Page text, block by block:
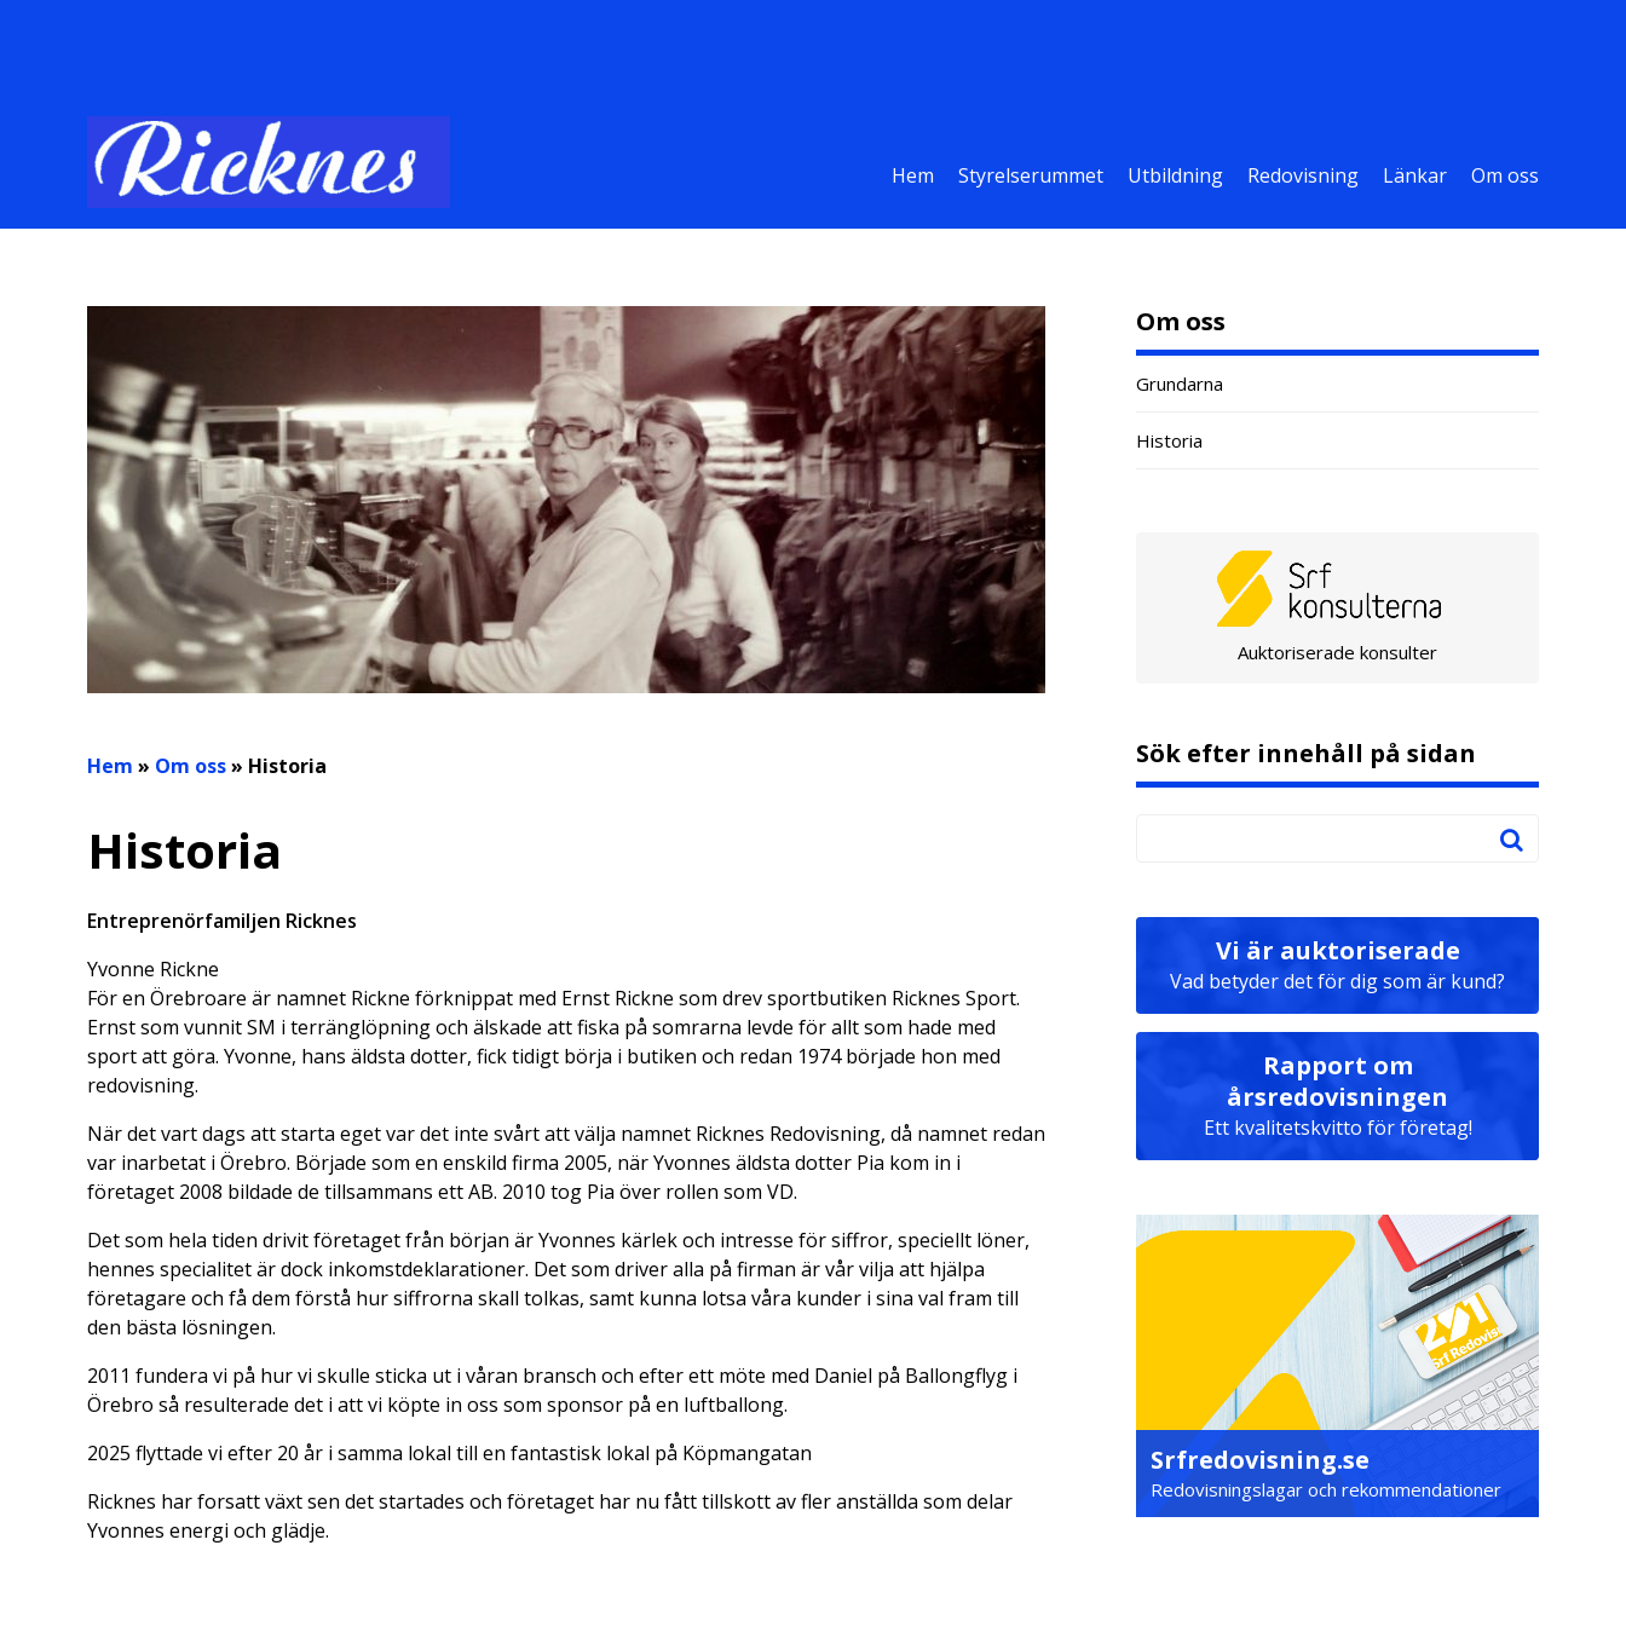
Hem Styrelserummet Utbildning Redovisning Länkar Om oss
Hem » Om oss» Historia
Historia
Entreprenörfamiljen Ricknes
Yvonne Rickne
För en Örebroare är namnet Rickne förknippat med Ernst Rickne som drev sportbutiken Ricknes Sport.
Ernst som vunnit SM i terränglöpning och älskade att fiska på somrarna levde för allt som hade med
sport att göra. Yvonne, hans äldsta dotter, fick tidigt börja i butiken och redan 1974 började hon med
redovisning.
När det vart dags att starta eget var det inte svårt att välja namnet Ricknes Redovisning, då namnet redan
var inarbetat i Örebro. Började som en enskild firma 2005, när Yvonnes äldsta dotter Pia kom in i
företaget 2008 bildade de tillsammans ett AB. 2010 tog Pia över rollen som VD.
Det som hela tiden drivit företaget från början är Yvonnes kärlek och intresse för siffror, speciellt löner,
hennes specialitet är dock inkomstdeklarationer. Det som driver alla på firman är vår vilja att hjälpa
företagare och få dem förstå hur siffrorna skall tolkas, samt kunna lotsa våra kunder i sina val fram till
den bästa lösningen.
2011 fundera vi på hur vi skulle sticka ut i våran bransch och efter ett möte med Daniel på Ballongflyg i
Örebro så resulterade det i att vi köpte in oss som sponsor på en luftballong.
2025 flyttade vi efter 20 år i samma lokal till en fantastisk lokal på Köpmangatan
Ricknes har forsatt växt sen det startades och företaget har nu fått tillskott av fler anställda som delar
Yvonnes energi och glädje.
Om oss
Grundarna
Historia
Auktoriserade konsulter
Sök efter innehåll på sidan
Vi är auktoriserade
Vad betyder det för dig som är kund?
Rapport om
årsredovisningen
Ett kvalitetskvitto för företag!
Srfredovisning.se
Redovisningslagar och rekommendationer